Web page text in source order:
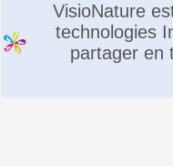
VisioNature
technologies
partager en